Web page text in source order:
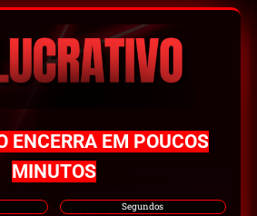
ENCERRA EM POUCOS
MINUTOS
Segundos